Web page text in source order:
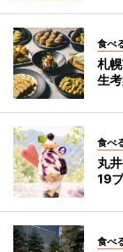
食べ
札
生
食べ
丸
19
食べ